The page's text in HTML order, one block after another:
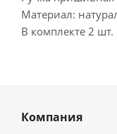
Материал:
В комплекте 2 шт.
Компания